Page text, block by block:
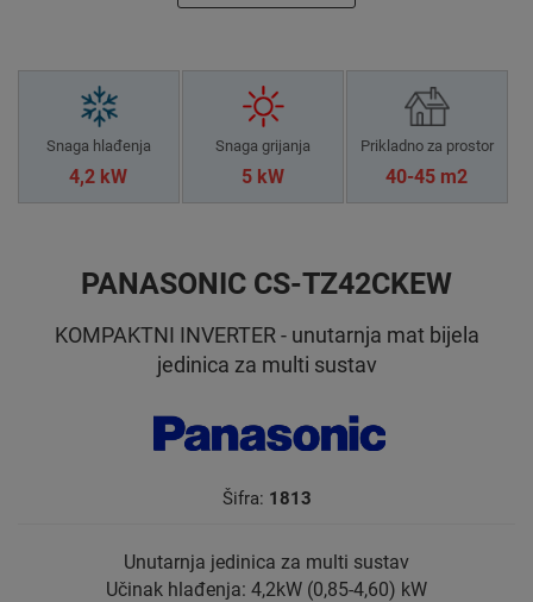
Snaga hlađenja
4,2 kW
Snaga grijanja
5 kW
Prikladno za prostor
40-45 m2
PANASONIC CS-TZ42CKEW
KOMPAKTNI INVERTER - unutarnja mat bijela
jedinica za multi sustav
Šifra: 1813
Unutarnja jedinica za multi sustav
Učinak hlađenja: 4,2kW (0,85-4,60) kW